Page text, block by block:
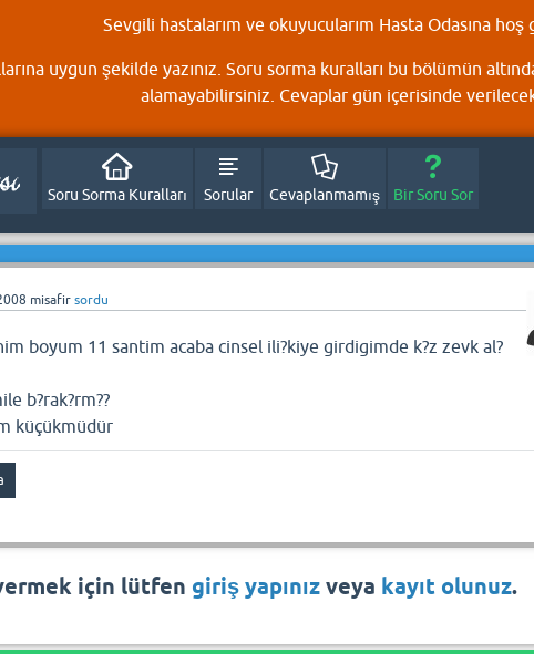
Sevgili hastalarım ve okuyucularım Hasta Odasına hoş
uygun şekilde yazınız. Soru sorma kuralları bu bölümün
alamayabilirsiniz. Cevaplar gün içerisinde
Soru Sorma Kuralları Sorular Cevaplanmamış Bir Soru Sor
misafir sordu
boyum 11 santim acaba cinsel ili?kiye girdigimde k?z zevk al?
b?rak?rm??
küçükmüdür
için lütfen giriş yapınız veya kayıt olunuz.